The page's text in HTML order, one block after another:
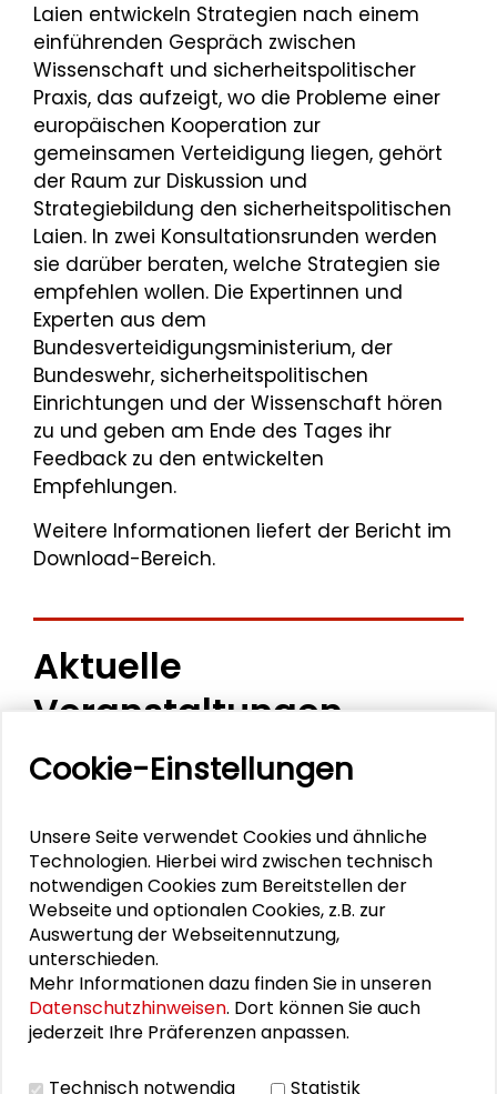
Laien entwickeln Strategien nach einem
einführenden Gespräch zwischen
Wissenschaft und sicherheitspolitischer
Praxis, das aufzeigt, wo die Probleme einer
europäischen Kooperation zur
gemeinsamen Verteidigung liegen, gehört
der Raum zur Diskussion und
Strategiebildung den sicherheitspolitischen
Laien. In zwei Konsultationsrunden werden
sie darüber beraten, welche Strategien sie
empfehlen wollen. Die Expertinnen und
Experten aus dem
Bundesverteidigungsministerium, der
Bundeswehr, sicherheitspolitischen
Einrichtungen und der Wissenschaft hören
zu und geben am Ende des Tages ihr
Feedback zu den entwickelten
Empfehlungen.
Weitere Informationen liefert der Bericht im
Download-Bereich.
Aktuelle
Veranstaltungen
11. Internationale Waldkunstkonferenz
Schlüsseltexte für die Wirtschaft von morgen
Zusammen mehr erreichen – Zukunftsbündnis im
Dialog
Schader-Festival 2026
25. Runder Tisch Wissenschaftsstadt Darmstadt
Cookie-Einstellungen
Unsere Seite verwendet Cookies und ähnliche
Technologien. Hierbei wird zwischen technisch
notwendigen Cookies zum Bereitstellen der
Webseite und optionalen Cookies, z.B. zur
Auswertung der Webseitennutzung,
unterschieden.
Mehr Informationen dazu finden Sie in unseren
Datenschutzhinweisen. Dort können Sie auch
jederzeit Ihre Präferenzen anpassen.
Technisch notwendig Statistik